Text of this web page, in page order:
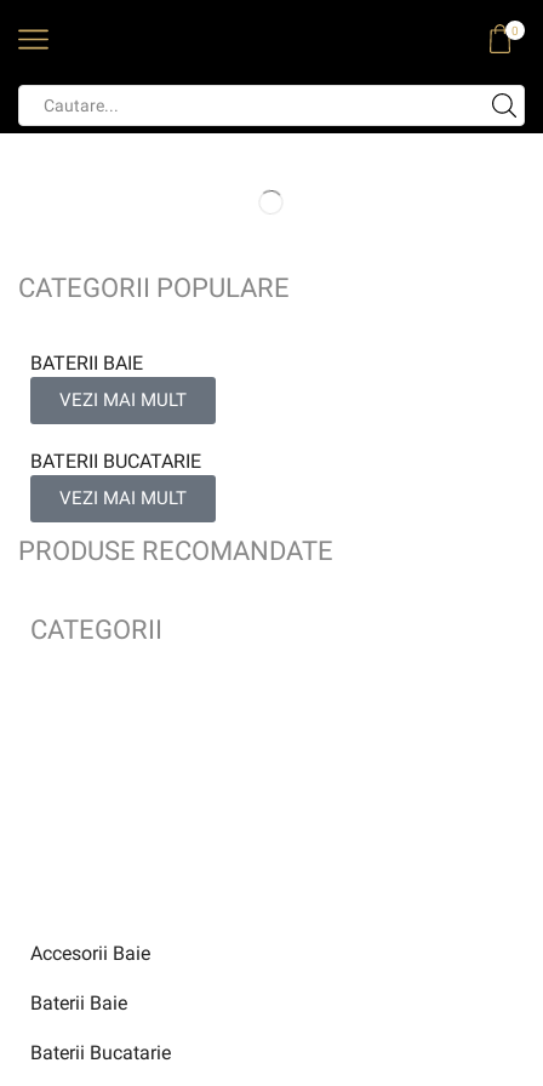
0
CATEGORII POPULARE
BATERII BAIE
VEZI MAI MULT
BATERII BUCATARIE
VEZI MAI MULT
PRODUSE RECOMANDATE
CATEGORII
Accesorii Baie
Baterii Baie
Baterii Bucatarie